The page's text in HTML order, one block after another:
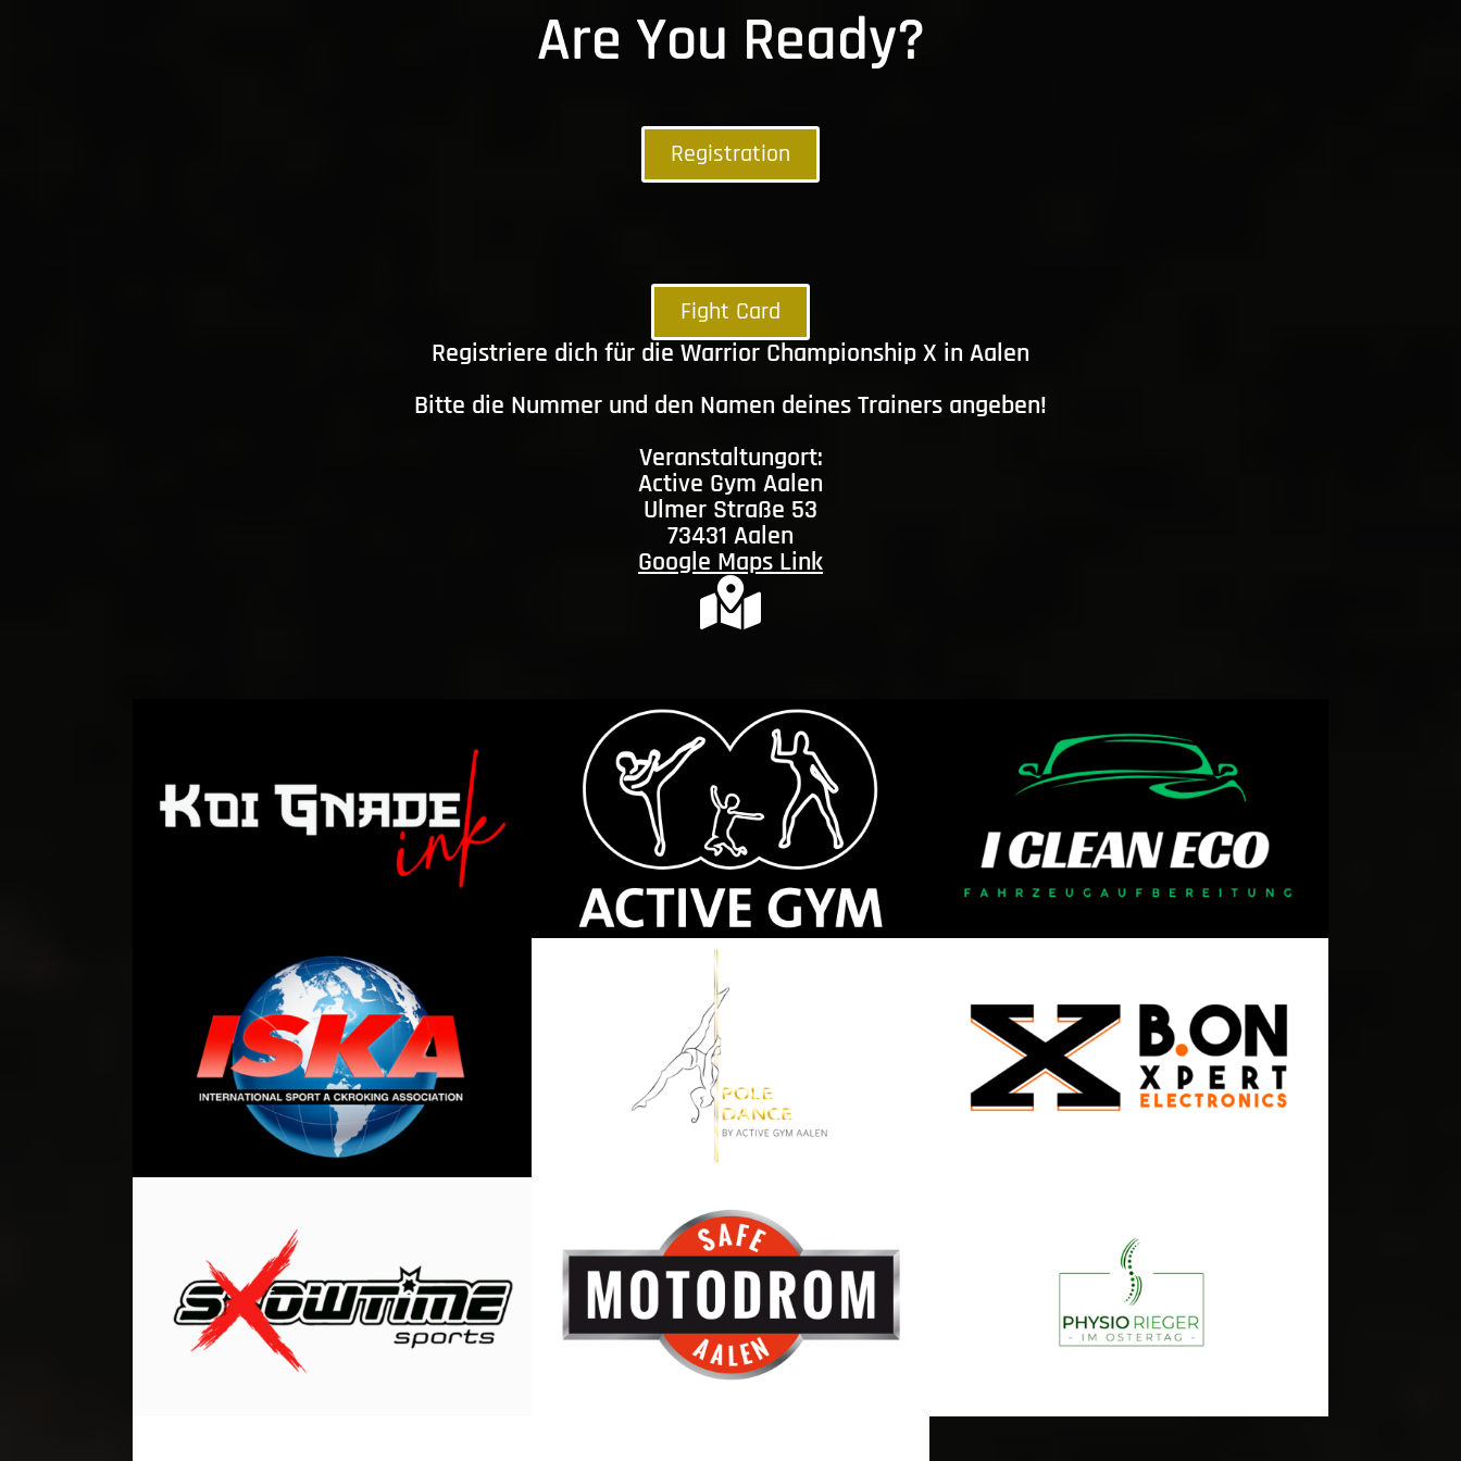
Are You Ready?
Registration
Fight Card
Registriere dich für die Warrior Championship X in Aalen
Bitte die Nummer und den Namen deines Trainers angeben!
Veranstaltungort:
Active Gym Aalen
Ulmer Straße 53
73431 Aalen
Google Maps Link